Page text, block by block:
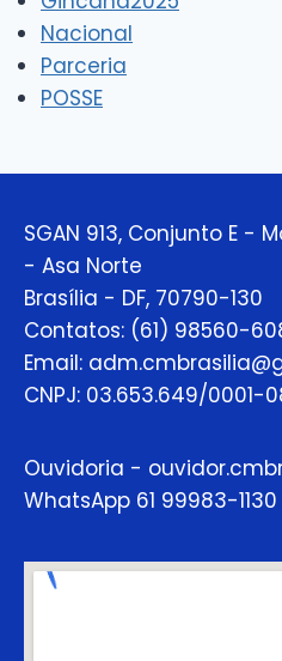
Nacional
Parceria
POSSE
SGAN 913, Conjunto E -
- Asa Norte
Brasília - DF, 70790-130
Contatos: (61) 98560-
Email:
CNPJ: 03.653.649/0001-
Ouvidoria -
WhatsApp 61 99983-1130